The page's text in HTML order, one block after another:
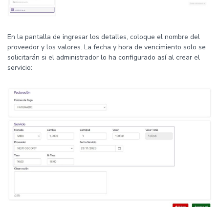
En la pantalla de ingresar los detalles, coloque el nombre del
proveedor y los valores. La fecha y hora de vencimiento solo se
solicitarán si el administrador lo ha configurado así al crear el
servicio: